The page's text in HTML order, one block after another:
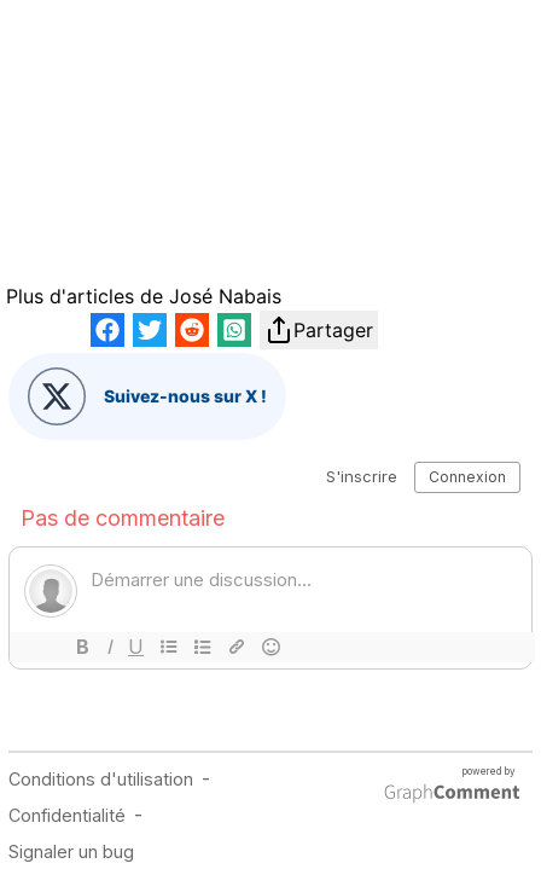
Plus d'articles de José Nabais
Partager
Suivez-nous sur X !